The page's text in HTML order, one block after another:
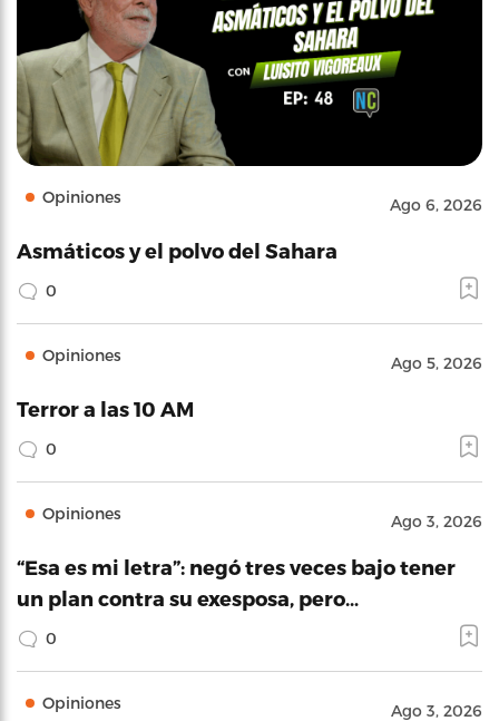
Opiniones Ago 6, 2026
Asmáticos y el polvo del Sahara
0
Opiniones Ago 5, 2026
Terror a las 10 AM
0
Opiniones Ago 3, 2026
“Esa es mi letra”: negó tres veces bajo tener
un plan contra su exesposa, pero…
0
Opiniones Ago 3, 2026